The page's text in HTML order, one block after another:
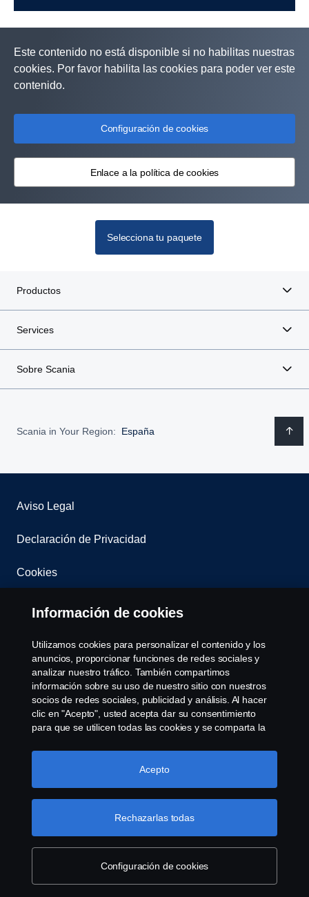
Este contenido no está disponible si no habilitas nuestras
cookies. Por favor habilita las cookies para poder ver este
contenido.
Configuración de cookies
Enlace a la política de cookies
Selecciona tu paquete
Productos
Services
Sobre Scania
Scania in Your Region: España
Aviso Legal
Declaración de Privacidad
Cookies
Contacta con nosotros
Whistleblowing
Governance, Risk & Compliance
Configuración de cookies
© Copyright Scania 2025 All rights reserved. Scania
CV AB (publ), SE-151 87 Södertälje, Sweden, Tel:
+46-8-55 38 10 00, Fax: +46-8-55 38 10 37.
Información de cookies
Utilizamos cookies para personalizar el contenido y los
anuncios, proporcionar funciones de redes sociales y
analizar nuestro tráfico. También compartimos
información sobre su uso de nuestro sitio con nuestros
socios de redes sociales, publicidad y análisis. Al hacer
clic en "Acepto", usted acepta dar su consentimiento
para que se utilicen todas las cookies y se comparta la
haciendo clic en "Configuración de cookies" y
seleccionando las categorías que desea aceptar. Para
Más información sobre su privacidad
Configuración de cookies
Rechazarlas todas
Acepto